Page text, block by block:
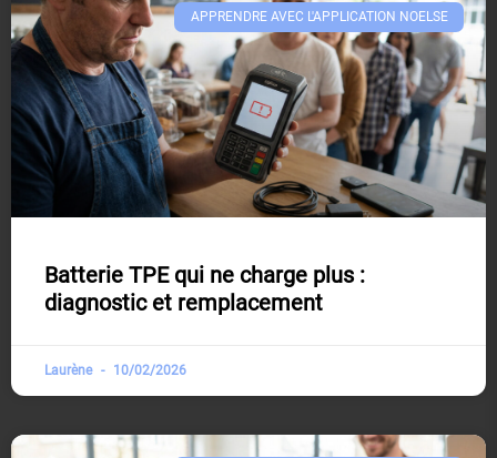
APPRENDRE AVEC L'APPLICATION NOELSE​
Batterie TPE qui ne charge plus :
diagnostic et remplacement
Laurène 10/02/2026